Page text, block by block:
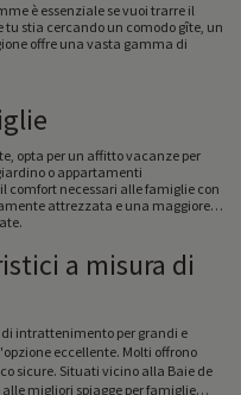
è essenziale se vuoi trarre il
tu stia cercando un comodo gîte, un
offre una vasta gamma di
opta per un affitto vacanze per
o appartamenti
comfort necessari alle famiglie con
attrezzata e una maggiore
a misura di
intrattenimento per grandi e
eccellente. Molti offrono
sicure. Situati vicino alla Baie de
migliori spiagge per famiglie